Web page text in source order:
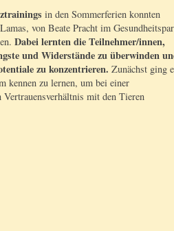
in den Sommerferien konnten
von Beate Pracht im
Dabei lernten die Teilnehmer/innen,
und Widerstände zu überwinden
zu konzentrieren. Zunächst ging
kennen zu lernen, um bei einer
mit den Tieren